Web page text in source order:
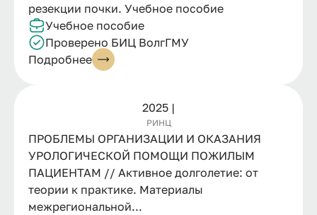
резекции почки. Учебное пособие
Учебное пособие
Проверено БИЦ ВолгГМУ
Подробнее
2025 |
РИНЦ
ПРОБЛЕМЫ ОРГАНИЗАЦИИ И ОКАЗАНИЯ
УРОЛОГИЧЕСКОЙ ПОМОЩИ ПОЖИЛЫМ
ПАЦИЕНТАМ // Активное долголетие: от
теории к практике. Материалы
межрегиональной...